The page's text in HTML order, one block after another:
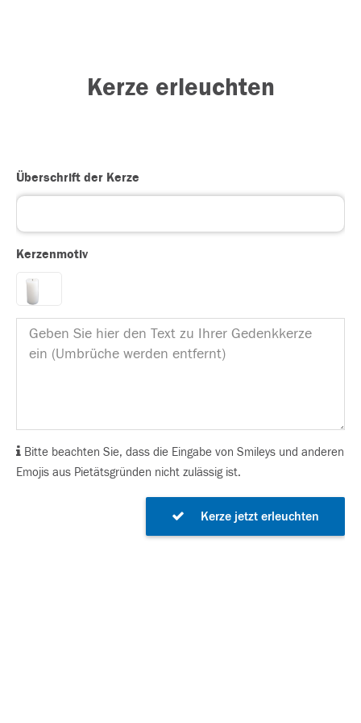
Kerze erleuchten
Überschrift der Kerze
Kerzenmotiv
Bitte beachten Sie, dass die Eingabe von Smileys und anderen
Emojis aus Pietätsgründen nicht zulässig ist.
Kerze jetzt erleuchten